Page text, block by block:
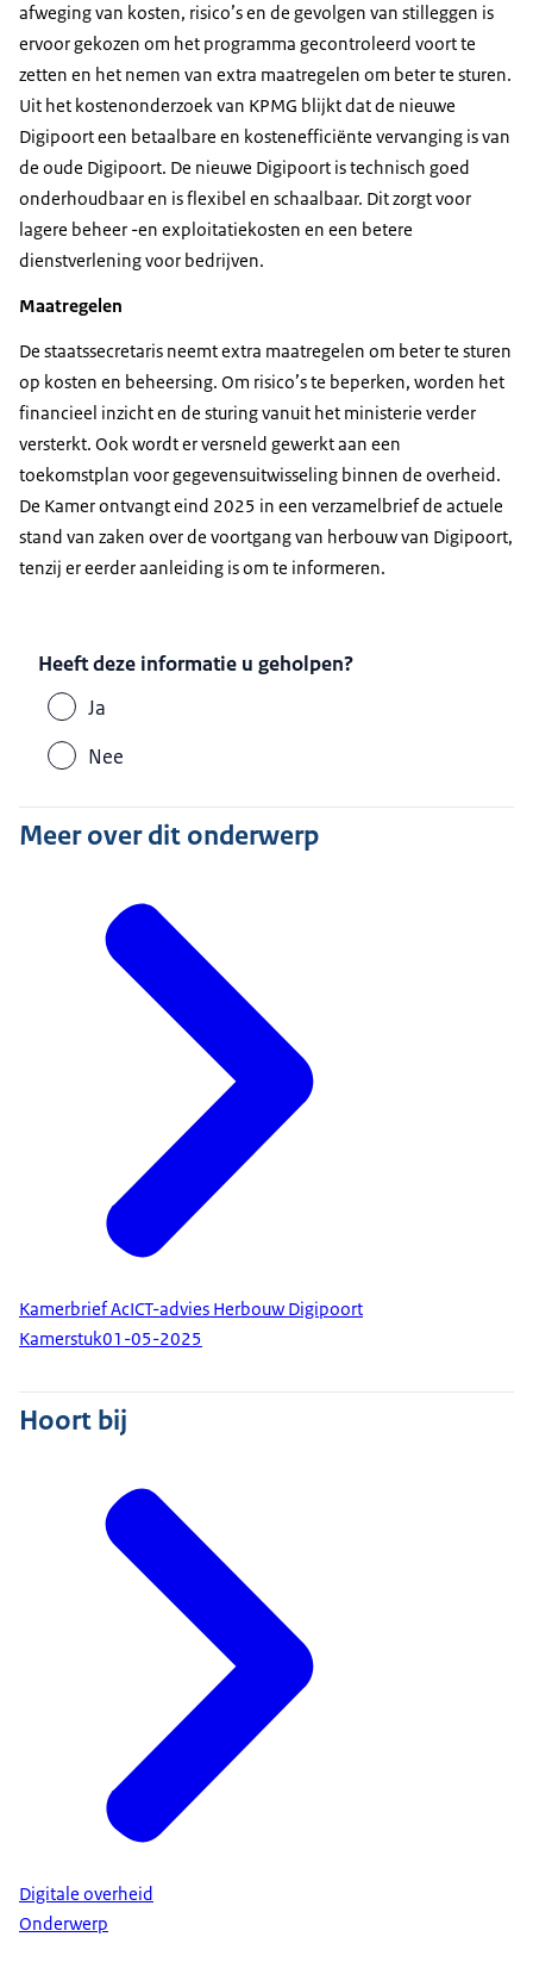
afweging van kosten, risico’s en de gevolgen van stilleggen is
ervoor gekozen om het programma gecontroleerd voort te
zetten en het nemen van extra maatregelen om beter te sturen.
Uit het kostenonderzoek van KPMG blijkt dat de nieuwe
Digipoort een betaalbare en kostenefficiënte vervanging is van
de oude Digipoort. De nieuwe Digipoort is technisch goed
onderhoudbaar en is flexibel en schaalbaar. Dit zorgt voor
lagere beheer -en exploitatiekosten en een betere
dienstverlening voor bedrijven.
Maatregelen
De staatssecretaris neemt extra maatregelen om beter te sturen
op kosten en beheersing. Om risico’s te beperken, worden het
financieel inzicht en de sturing vanuit het ministerie verder
versterkt. Ook wordt er versneld gewerkt aan een
toekomstplan voor gegevensuitwisseling binnen de overheid.
De Kamer ontvangt eind 2025 in een verzamelbrief de actuele
stand van zaken over de voortgang van herbouw van Digipoort,
tenzij er eerder aanleiding is om te informeren.
Heeft deze informatie u geholpen?
Ja
Nee
Meer over dit onderwerp
Kamerbrief AcICT-advies Herbouw Digipoort
Kamerstuk01-05-2025
Hoort bij
Digitale overheid
Onderwerp